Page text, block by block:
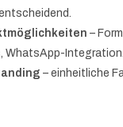
–
WhatsApp-Integration.
– einheitliche